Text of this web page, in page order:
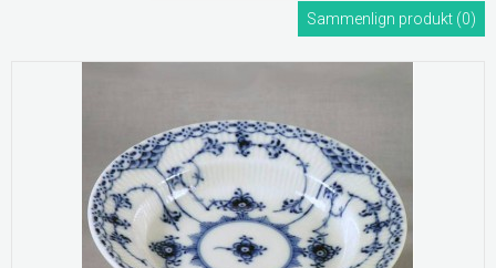
Sammenlign produkt (0)